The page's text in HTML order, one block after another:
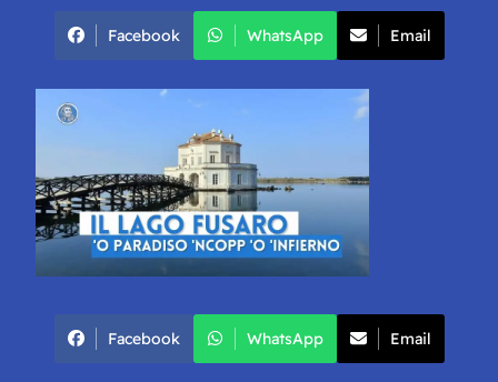
Facebook WhatsApp Email
Facebook WhatsApp Email